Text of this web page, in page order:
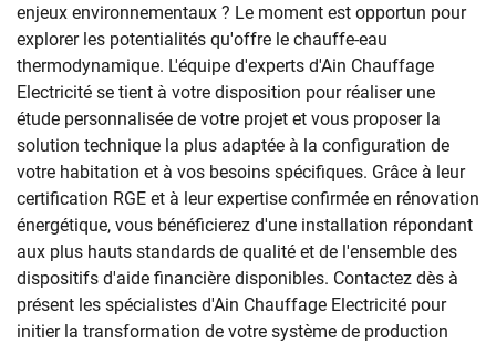
enjeux environnementaux ? Le moment est opportun pour
explorer les potentialités qu'offre le chauffe-eau
thermodynamique. L'équipe d'experts d'Ain Chauffage
Electricité se tient à votre disposition pour réaliser une
étude personnalisée de votre projet et vous proposer la
solution technique la plus adaptée à la configuration de
votre habitation et à vos besoins spécifiques. Grâce à leur
certification RGE et à leur expertise confirmée en rénovation
énergétique, vous bénéficierez d'une installation répondant
aux plus hauts standards de qualité et de l'ensemble des
dispositifs d'aide financière disponibles. Contactez dès à
présent les spécialistes d'Ain Chauffage Electricité pour
initier la transformation de votre système de production